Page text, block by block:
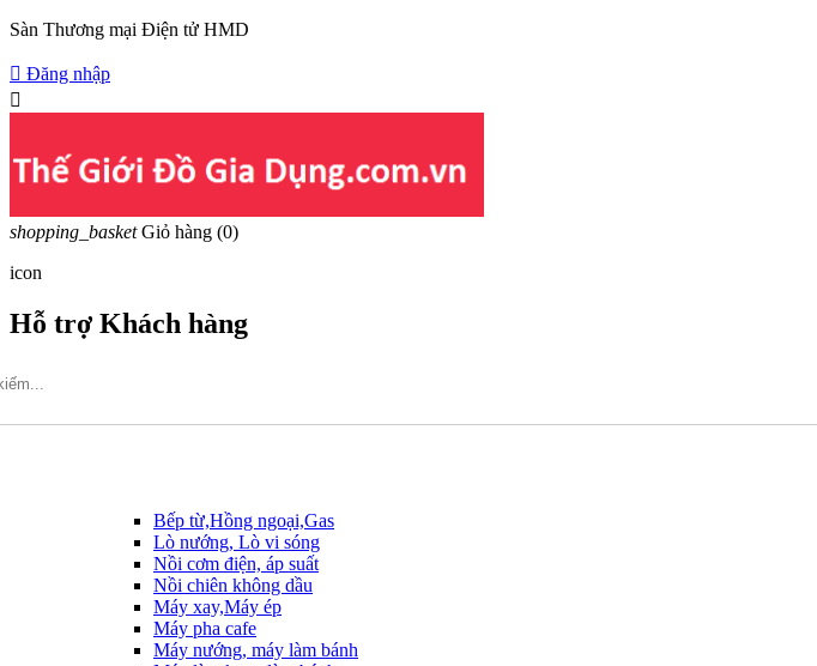
Sàn Thương mại Điện tử HMD
 Đăng nhập

shopping_basket Giỏ hàng (0)
icon
Hỗ trợ Khách hàng
Hotline: 09317.456.44
Bếp từ,Hồng ngoại,Gas
Lò nướng, Lò vi sóng
Nồi cơm điện, áp suất
Nồi chiên không dầu
Máy xay,Máy ép
Máy pha cafe
Máy nướng, máy làm bánh